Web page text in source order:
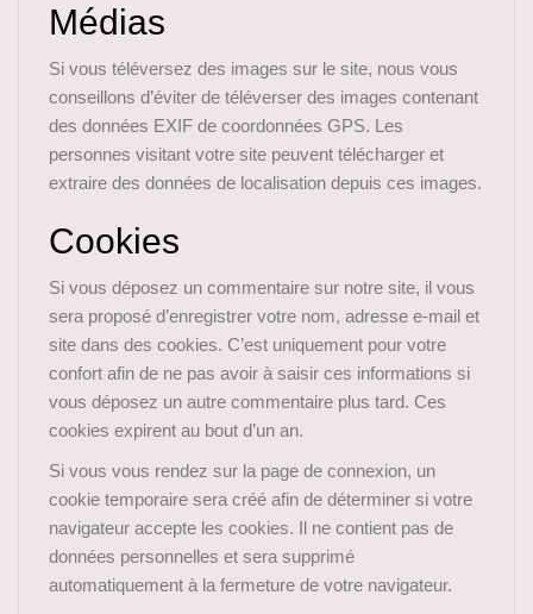
Médias
Si vous téléversez des images sur le site, nous vous
conseillons d’éviter de téléverser des images contenant
des données EXIF de coordonnées GPS. Les
personnes visitant votre site peuvent télécharger et
extraire des données de localisation depuis ces images.
Cookies
Si vous déposez un commentaire sur notre site, il vous
sera proposé d’enregistrer votre nom, adresse e-mail et
site dans des cookies. C’est uniquement pour votre
confort afin de ne pas avoir à saisir ces informations si
vous déposez un autre commentaire plus tard. Ces
cookies expirent au bout d’un an.
Si vous vous rendez sur la page de connexion, un
cookie temporaire sera créé afin de déterminer si votre
navigateur accepte les cookies. Il ne contient pas de
données personnelles et sera supprimé
automatiquement à la fermeture de votre navigateur.